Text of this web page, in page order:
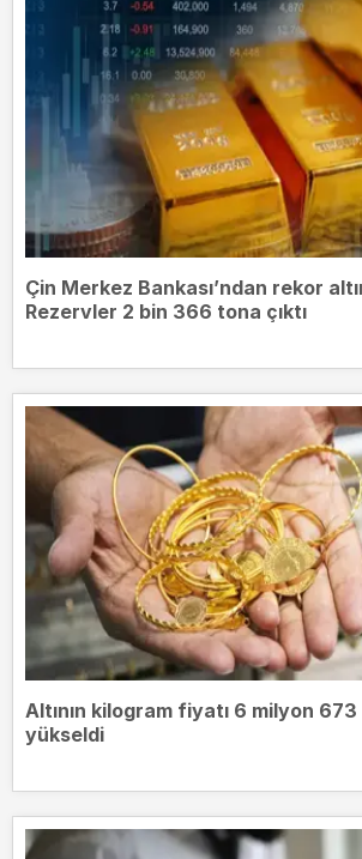
Çin Merkez Bankası’ndan rekor
Rezervler 2 bin 366 tona çıktı
Altının kilogram fiyatı 6 milyon
yükseldi